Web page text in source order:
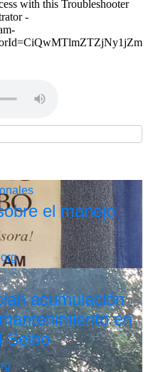
el manejo
acumulación
en
Seibo